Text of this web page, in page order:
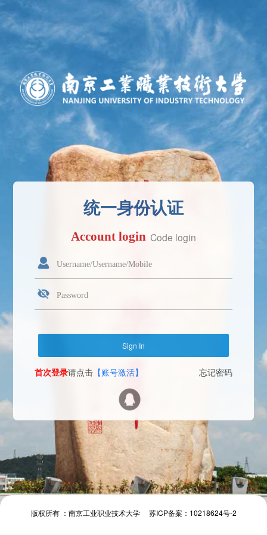
统一身份认证
Account login Code login
首次登录请点击 【账号激活】 忘记密码
Send verification code
The camera will be turned on soon. Please pay attention to your privacy
微信扫一扫
首次登录请点击【账号激活】 忘记密码
版权所有 ：南京工业职业技术大学 苏ICP备案：10218624号-2